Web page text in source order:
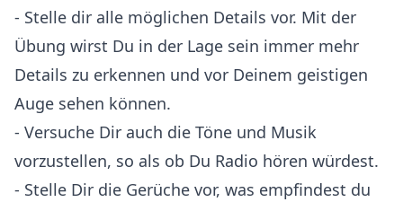
- Stelle dir alle möglichen Details vor. Mit der
Übung wirst Du in der Lage sein immer mehr
Details zu erkennen und vor Deinem geistigen
Auge sehen können.
- Versuche Dir auch die Töne und Musik
vorzustellen, so als ob Du Radio hören würdest.
- Stelle Dir die Gerüche vor, was empfindest du